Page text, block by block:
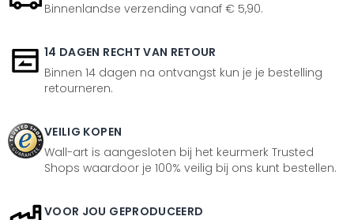
Binnenlandse verzending vanaf € 5,90.
14 DAGEN RECHT VAN RETOUR
Binnen 14 dagen na ontvangst kun je je bestelling
retourneren.
VEILIG KOPEN
Wall-art is aangesloten bij het keurmerk Trusted
Shops waardoor je 100% veilig bij ons kunt bestellen.
VOOR JOU GEPRODUCEERD